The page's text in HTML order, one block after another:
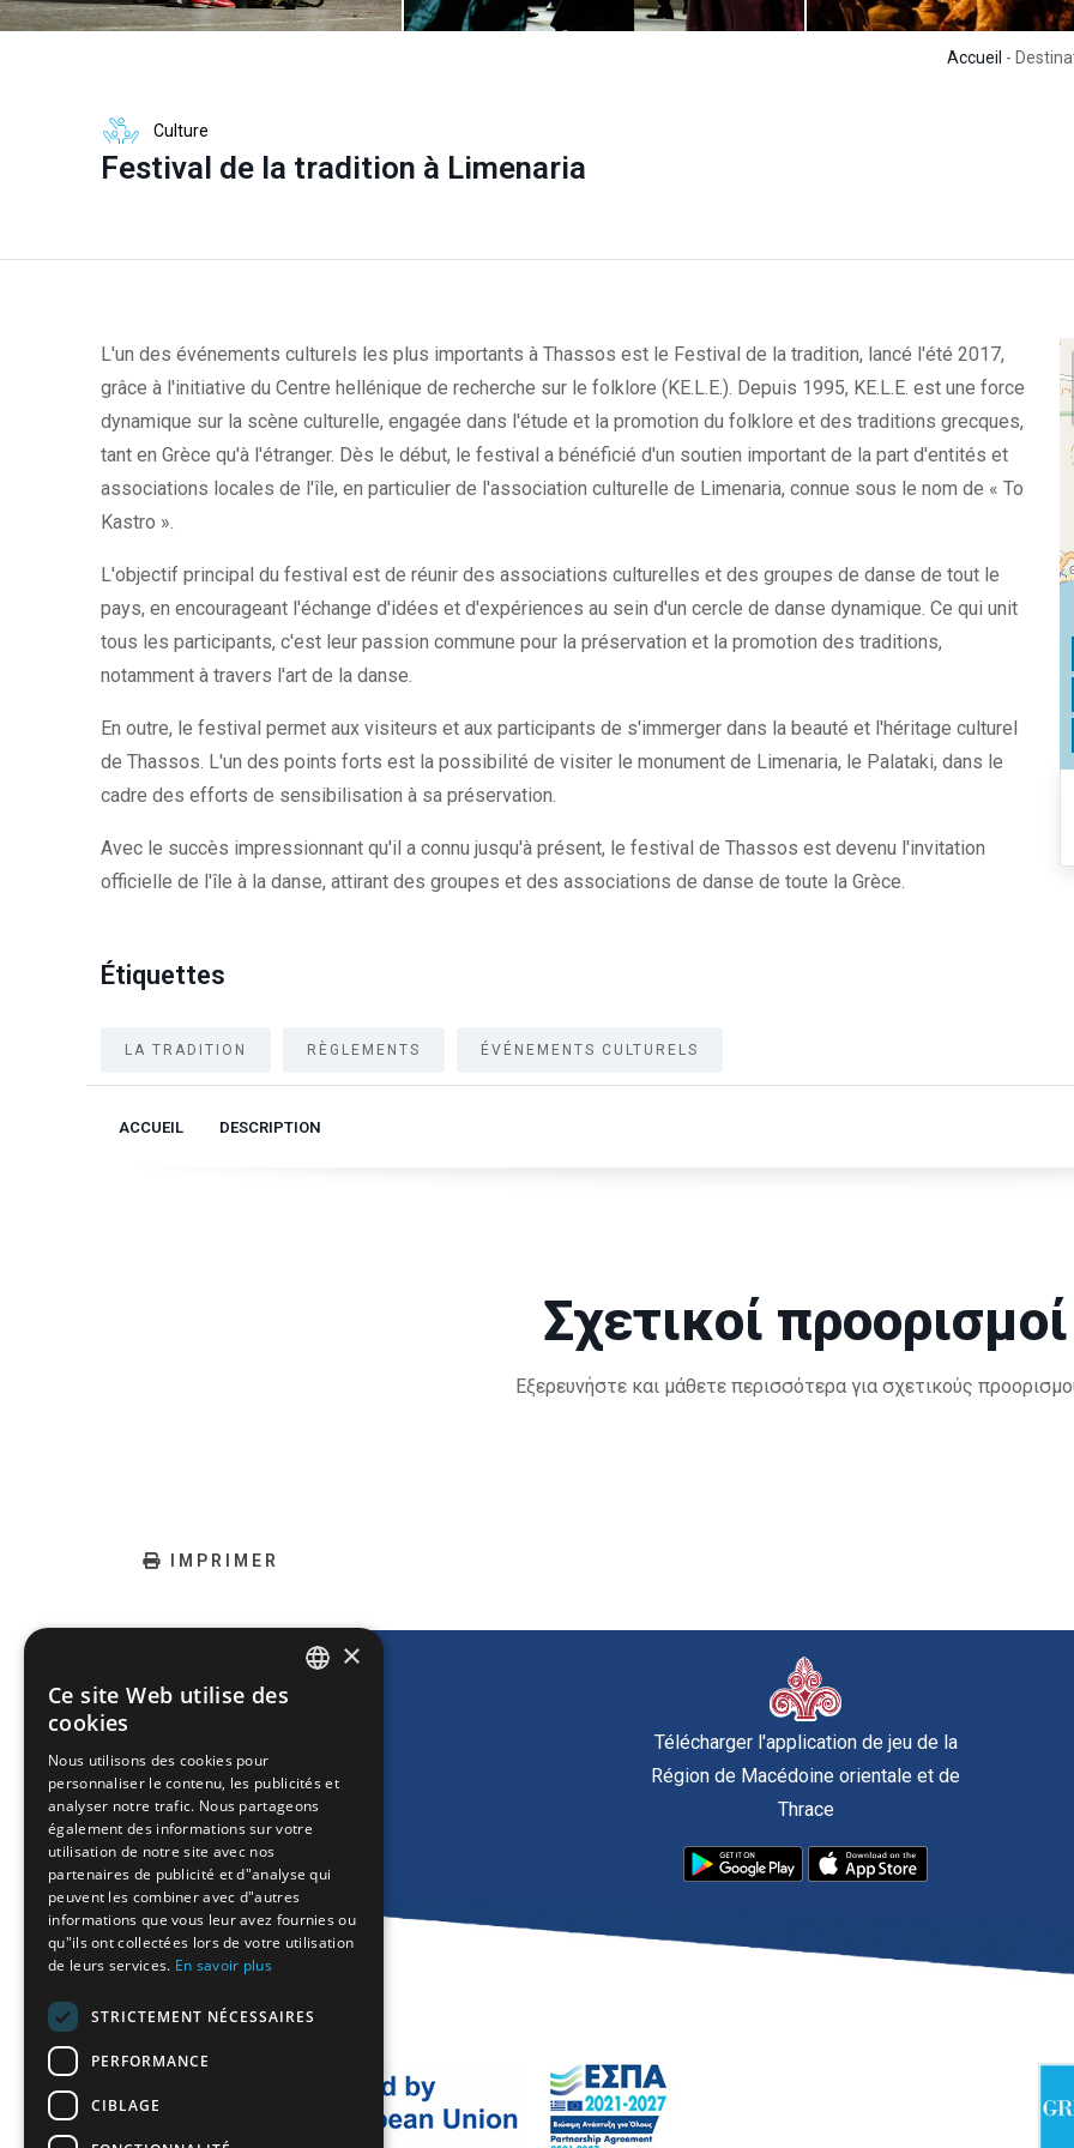
Accueil -
Culture
Festival de la tradition à Limenaria
L'un des événements culturels les plus importants à Thassos est le Festival de la tradition, lancé l'été 2017,
grâce à l'initiative du Centre hellénique de recherche sur le folklore (KE.L.E.). Depuis 1995, KE.L.E. est une force
dynamique sur la scène culturelle, engagée dans l'étude et la promotion du folklore et des traditions grecques,
tant en Grèce qu'à l'étranger. Dès le début, le festival a bénéficié d'un soutien important de la part d'entités et
associations locales de l'île, en particulier de l'association culturelle de Limenaria, connue sous le nom de « To
Kastro ».
L'objectif principal du festival est de réunir des associations culturelles et des groupes de danse de tout le
pays, en encourageant l'échange d'idées et d'expériences au sein d'un cercle de danse dynamique. Ce qui unit
tous les participants, c'est leur passion commune pour la préservation et la promotion des traditions,
notamment à travers l'art de la danse.
En outre, le festival permet aux visiteurs et aux participants de s'immerger dans la beauté et l'héritage culturel
de Thassos. L'un des points forts est la possibilité de visiter le monument de Limenaria, le Palataki, dans le
cadre des efforts de sensibilisation à sa préservation.
Avec le succès impressionnant qu'il a connu jusqu'à présent, le festival de Thassos est devenu l'invitation
officielle de l'île à la danse, attirant des groupes et des associations de danse de toute la Grèce.
Étiquettes
LA TRADITION RÈGLEMENTS ÉVÉNEMENTS CULTURELS
ACCUEIL DESCRIPTION
Σχετικοί προορισμοί
Εξερευνήστε και μάθετε περισσότερα για σχετικούς
IMPRIMER
Télécharger l'application de jeu de la
Région de Macédoine orientale et de
Thrace
FRENCH
BULGARIAN
GERMAN
ROMANIAN
TURKISH
×
Ce site Web utilise des
cookies
Nous utilisons des cookies pour
personnaliser le contenu, les publicités et
analyser notre trafic. Nous partageons
également des informations sur votre
utilisation de notre site avec nos
partenaires de publicité et d"analyse qui
peuvent les combiner avec d"autres
informations que vous leur avez fournies ou
qu"ils ont collectées lors de votre utilisation
de leurs services. En savoir plus
STRICTEMENT NÉCESSAIRES
PERFORMANCE
CIBLAGE